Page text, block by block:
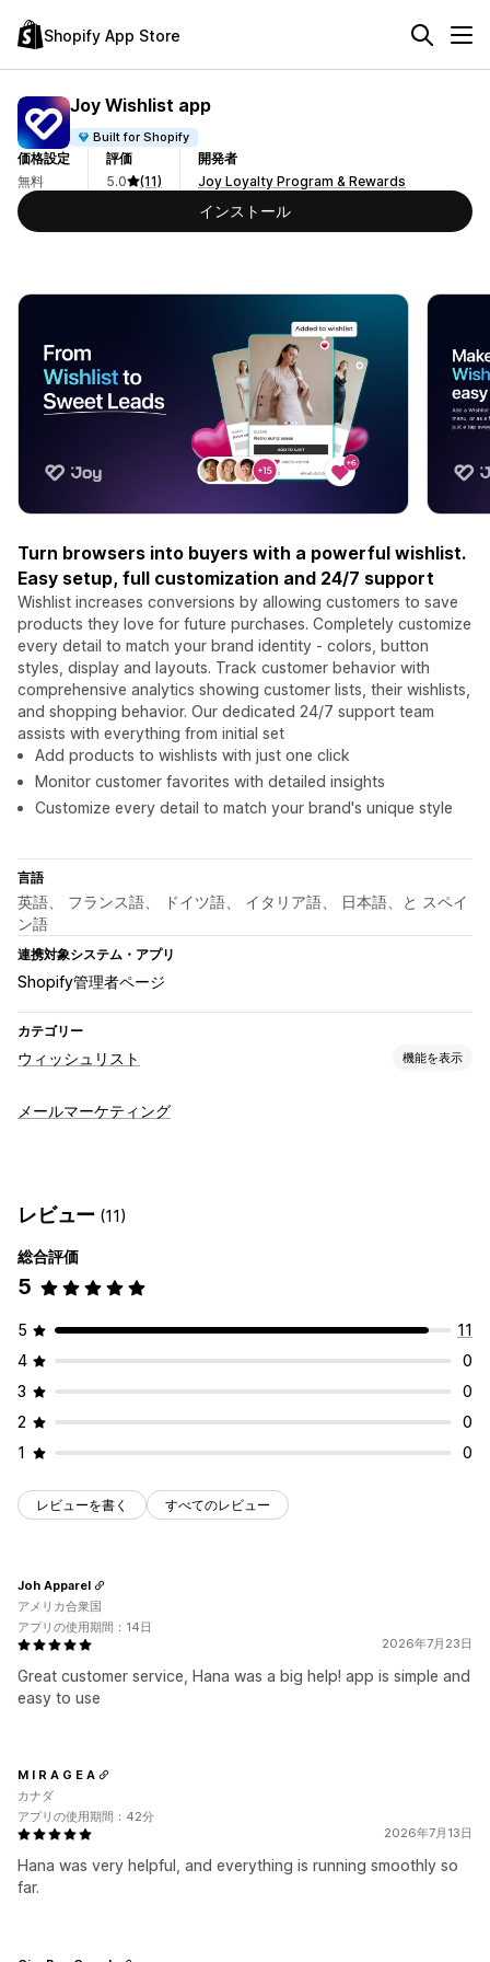
Shopify App Store
Joy Wishlist app
Built for Shopify
価格設定
無料
評価
5.0
(11)
開発者
Joy Loyalty Program & Rewards
インストール
Turn browsers into buyers with a powerful wishlist.
Easy setup, full customization and 24/7 support
Wishlist increases conversions by allowing customers to save
products they love for future purchases. Completely customize
every detail to match your brand identity - colors, button
styles, display and layouts. Track customer behavior with
comprehensive analytics showing customer lists, their wishlists,
and shopping behavior. Our dedicated 24/7 support team
assists with everything from initial set
Add products to wishlists with just one click
Monitor customer favorites with detailed insights
Customize every detail to match your brand's unique style
言語
英語、 フランス語、 ドイツ語、 イタリア語、 日本語、と スペイ
ン語
連携対象システム・アプリ
Shopify管理者ページ
カテゴリー
ウィッシュリスト 機能を表示
リストタイプ
カートに追加
カスタマイズ
カスタムブランディング
メールマーケティング
レビュー (11)
総合評価
5
5
11
4
0
3
0
2
0
1
0
レビューを書く すべてのレビュー
2026年7月23日
Great customer service, Hana was a big help! app is simple and
easy to use
Joh Apparel
アメリカ合衆国
アプリの使用期間：14日
2026年7月13日
Hana was very helpful, and everything is running smoothly so
far.
M I R A G E A
カナダ
アプリの使用期間：42分